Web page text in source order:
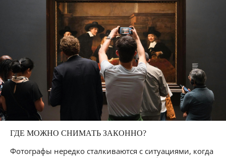
ГДЕ МОЖНО СНИМАТЬ ЗАКОННО?
Фотографы нередко сталкиваются с ситуациями, когда